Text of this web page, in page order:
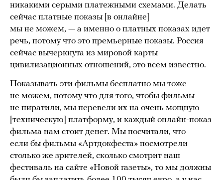
никакими серыми платежными схемами. Делать
сейчас платные показы [в онлайне]
мы не можем, — а именно о платных показах идет
речь, потому что это премьерные показы. Россия
сейчас вычеркнута из мировой карты
цивилизационных отношений, это всем известно.
Показывать эти фильмы бесплатно мы тоже
не можем, потому что для того, чтобы фильмы
не пиратили, мы перевели их на очень мощную
[техническую] платформу, и каждый онлайн-показ
фильма нам стоит денег. Мы посчитали, что
если бы фильмы «Артдокфеста» посмотрели
столько же зрителей, сколько смотрит наш
фестиваль на сайте «Новой газеты», то мы должны